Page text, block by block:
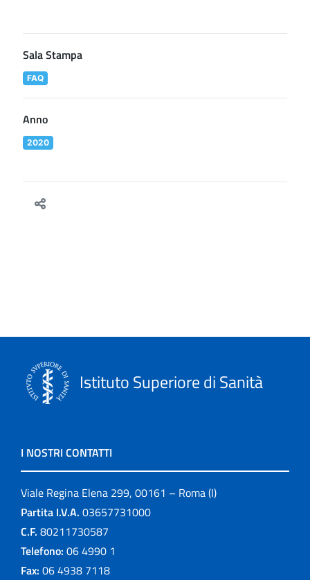
Sala Stampa
FAQ
Anno
2020
Istituto Superiore di Sanità
I NOSTRI CONTATTI
Viale Regina Elena 299, 00161 – Roma (I)
Partita I.V.A. 03657731000
C.F. 80211730587
Telefono: 06 4990 1
Fax: 06 4938 7118